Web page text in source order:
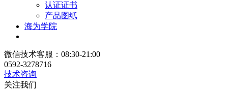
认证证书
产品图纸
海为学院
微信技术客服：08:30-21:00
0592-3278716
技术咨询
关注我们